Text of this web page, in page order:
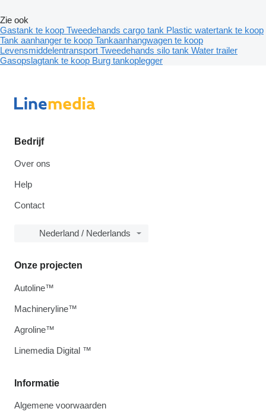
Zie ook
Gastank te koop Tweedehands cargo tank Plastic watertank te koop
Tank aanhanger te koop Tankaanhangwagen te koop
Levensmiddelentransport Tweedehands silo tank Water trailer
Gasopslagtank te koop Burg tankoplegger
Bedrijf
Over ons
Help
Contact
Nederland / Nederlands
Informatie
Algemene voorwaarden
Onze projecten
Autoline™
Machineryline™
Agroline™
Linemedia Digital ™